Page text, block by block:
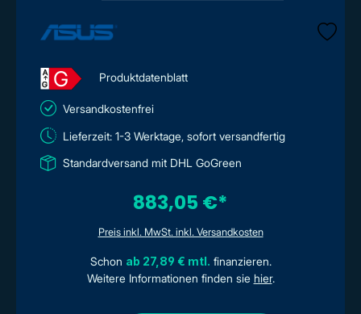
G
A
↑
G
Produktdatenblatt
Versandkostenfrei
Lieferzeit: 1-3 Werktage, sofort versandfertig
Standardversand mit DHL GoGreen
883,05 €*
Preis inkl. MwSt. inkl. Versandkosten
Schon ab 27,89 € mtl. finanzieren.
Weitere Informationen finden sie hier.